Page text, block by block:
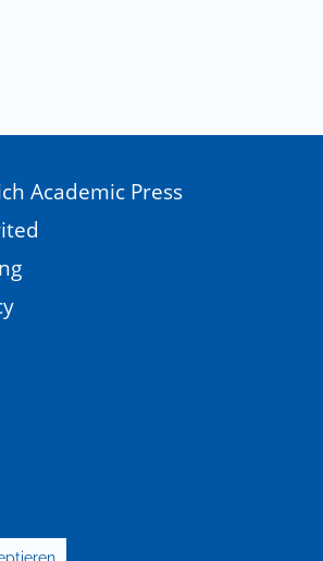
Academic Press